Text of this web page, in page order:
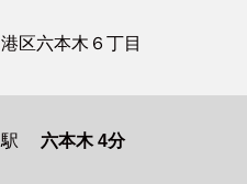
港区六本木６丁目
駅 六本木 4分